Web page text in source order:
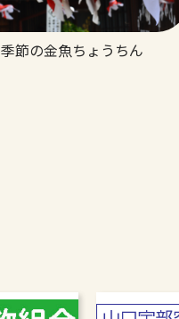
季節の金魚ちょうちん